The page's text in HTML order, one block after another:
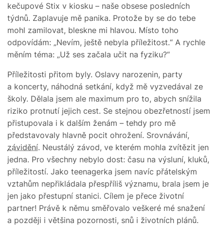
kečupové Stix v kiosku – naše obsese posledních
týdnů. Zaplavuje mě panika. Protože by se do tebe
mohl zamilovat, bleskne mi hlavou. Místo toho
odpovídám: „Nevím, ještě nebyla příležitost.“ A rychle
měním téma: „Už ses začala učit na fyziku?“
Příležitosti přitom byly. Oslavy narozenin, party
a koncerty, náhodná setkání, když mě vyzvedával ze
školy. Dělala jsem ale maximum pro to, abych snížila
riziko protnutí jejich cest. Se stejnou obezřetností jsem
přistupovala i k dalším ženám – tehdy pro mě
představovaly hlavně pocit ohrožení. Srovnávání,
závidění. Neustálý závod, ve kterém mohla zvítězit jen
jedna. Pro všechny nebylo dost: času na výsluní, kluků,
příležitostí. Jako teenagerka jsem navíc přátelským
vztahům nepřikládala přespříliš významu, brala jsem je
jen jako přestupní stanici. Cílem je přece životní
partner! Právě k němu směřovalo veškeré mé snažení
a později i většina pozornosti, snů i životních plánů.